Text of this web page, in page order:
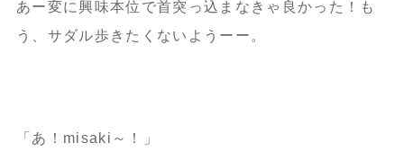
あー変に興味本位で首突っ込まなきゃ良かった！も
う、サダル歩きたくないようーー。
「あ！misaki～！」